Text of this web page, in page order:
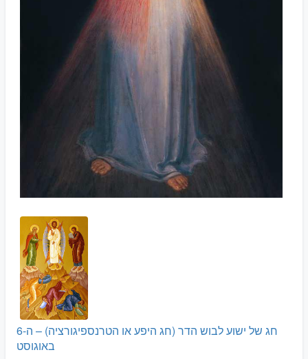
חג של ישוע לבוש הדר (חג היפע או הטרנספיגורציה) – ה-6
באוגוסט